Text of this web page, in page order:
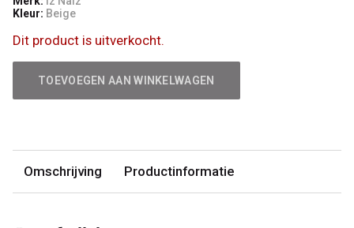
Kleur: Beige
Dit product is uitverkocht.
TOEVOEGEN AAN WINKELWAGEN
Omschrijving Productinformatie